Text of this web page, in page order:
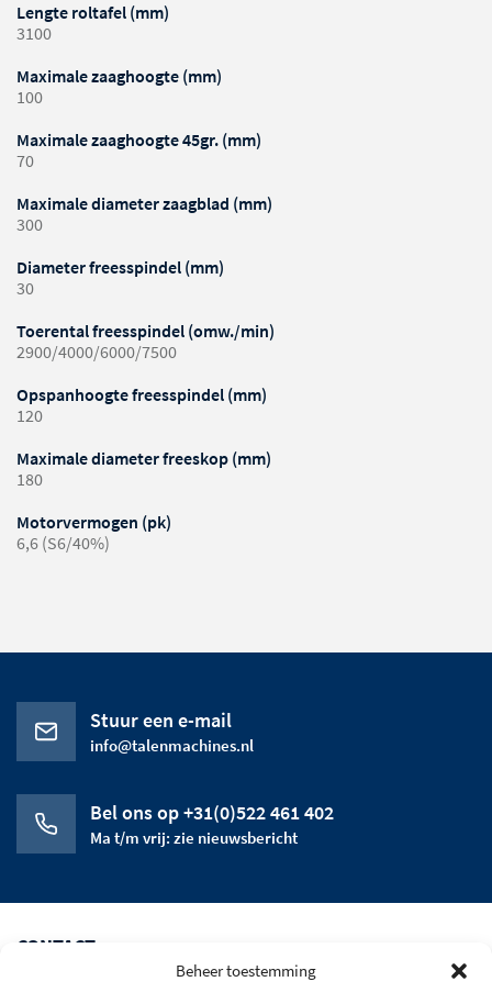
Beheer toestemming
Lengte roltafel (mm)
3100
Maximale zaaghoogte (mm)
100
Maximale zaaghoogte 45gr. (mm)
70
Maximale diameter zaagblad (mm)
300
Diameter freesspindel (mm)
30
Toerental freesspindel (omw./min)
2900/4000/6000/7500
Opspanhoogte freesspindel (mm)
120
Maximale diameter freeskop (mm)
180
Motorvermogen (pk)
6,6 (S6/40%)
Stuur een e-mail
info@talenmachines.nl
Bel ons op +31(0)522 461 402
Ma t/m vrij: zie nieuwsbericht
CONTACT